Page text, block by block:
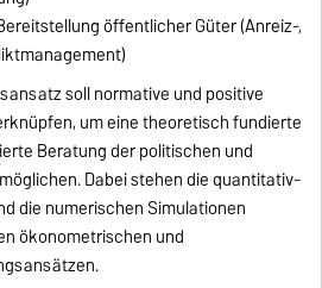
öffentlicher Güter (Anreiz-,
soll normative und positive
um eine theoretisch fundierte
Beratung der politischen und
Dabei stehen die quantitativ-
die numerischen Simulationen
ökonometrischen und